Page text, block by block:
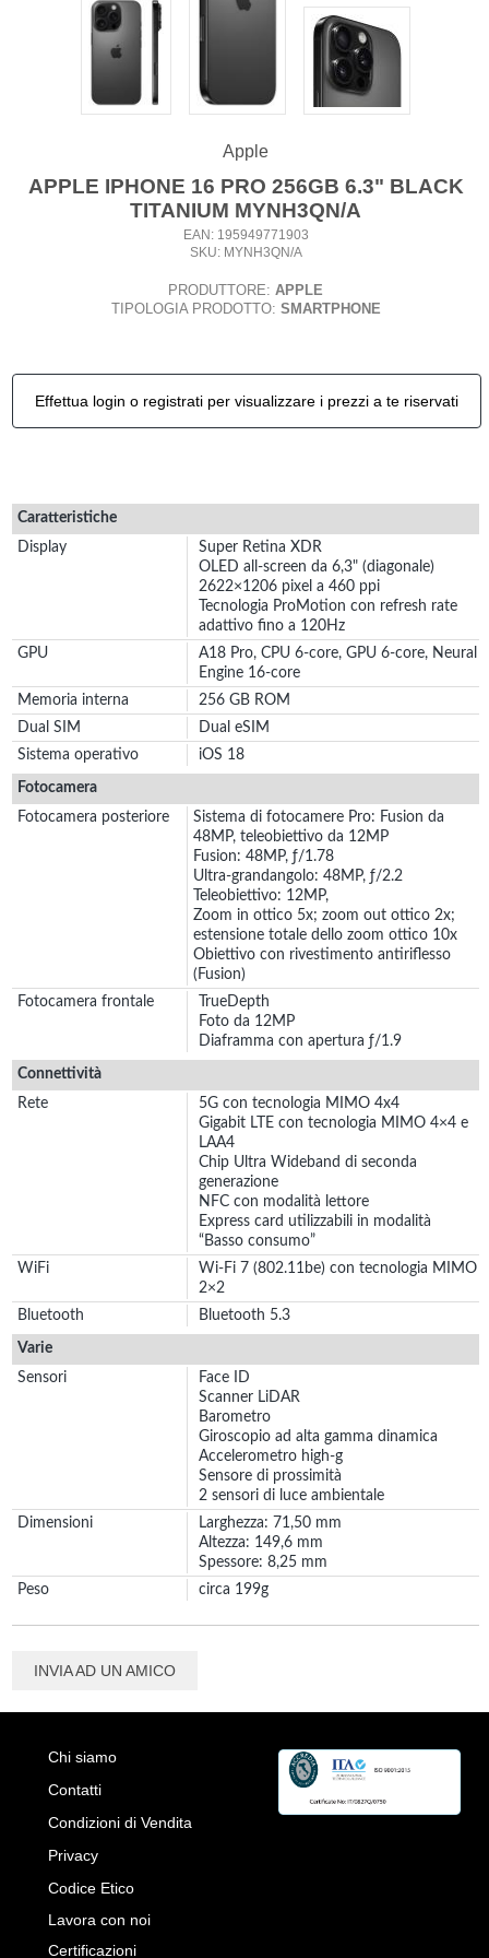
Apple
APPLE IPHONE 16 PRO 256GB 6.3" BLACK
TITANIUM MYNH3QN/A
EAN: 195949771903
SKU: MYNH3QN/A
PRODUTTORE: APPLE
TIPOLOGIA PRODOTTO: SMARTPHONE
Effettua login o registrati per visualizzare i prezzi a te riservati
Caratteristiche
Display
Super Retina XDR
OLED all‑screen da 6,3" (diagonale)
2622×1206 pixel a 460 ppi
Tecnologia ProMotion con refresh rate
adattivo fino a 120Hz
GPU
A18 Pro, CPU 6-core, GPU 6-core, Neural
Engine 16-core
Memoria interna
256 GB ROM
Dual SIM
Dual eSIM
Sistema operativo
iOS 18
Fotocamera
Fotocamera posteriore
Sistema di fotocamere Pro: Fusion da
48MP, teleobiettivo da 12MP
Fusion: 48MP, ƒ/1.78
Ultra-grandangolo: 48MP, ƒ/2.2
Teleobiettivo: 12MP,
Zoom in ottico 5x; zoom out ottico 2x;
estensione totale dello zoom ottico 10x
Obiettivo con rivestimento antiriflesso
(Fusion)
Fotocamera frontale
TrueDepth
Foto da 12MP
Diaframma con apertura ƒ/1.9
Connettività
Rete
5G con tecnologia MIMO 4x4
Gigabit LTE con tecnologia MIMO 4×4 e
LAA4
Chip Ultra Wideband di seconda
generazione
NFC con modalità lettore
Express card utilizzabili in modalità
“Basso consumo”
WiFi
Wi‑Fi 7 (802.11be) con tecnologia MIMO
2×2
Bluetooth
Bluetooth 5.3
Varie
Sensori
Face ID
Scanner LiDAR
Barometro
Giroscopio ad alta gamma dinamica
Accelerometro high-g
Sensore di prossimità
2 sensori di luce ambientale
Dimensioni
Larghezza: 71,50 mm
Altezza: 149,6 mm
Spessore: 8,25 mm
Peso
circa 199g
INVIA AD UN AMICO
Chi siamo
Contatti
Condizioni di Vendita
Privacy
Codice Etico
Lavora con noi
Certificazioni